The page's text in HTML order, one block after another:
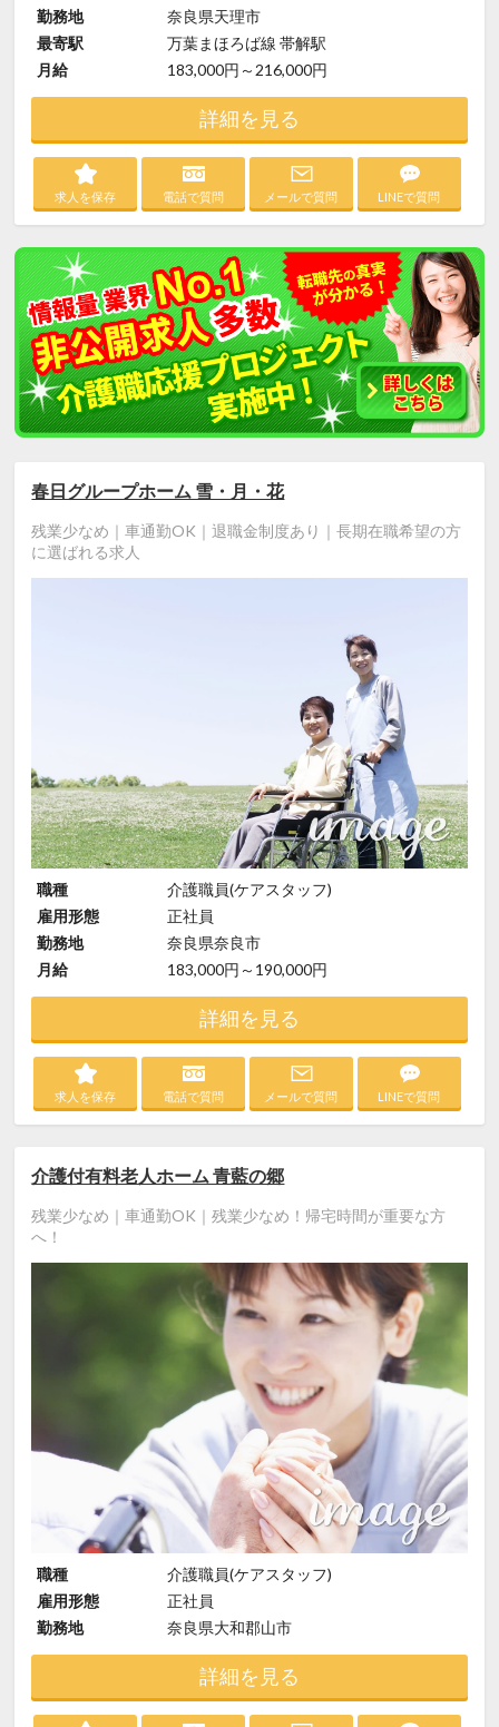
勤務地
奈良県天理市
最寄駅
万葉まほろば線 帯解駅
月給
183,000円～216,000円
詳細を見る
求人を保存 電話で質問 メールで質問 LINEで質問
春日グループホーム 雪・月・花
残業少なめ｜車通勤OK｜退職金制度あり｜長期在職希望の方
に選ばれる求人
職種
介護職員(ケアスタッフ)
雇用形態
正社員
勤務地
奈良県奈良市
月給
183,000円～190,000円
詳細を見る
求人を保存 電話で質問 メールで質問 LINEで質問
介護付有料老人ホーム 青藍の郷
残業少なめ｜車通勤OK｜残業少なめ！帰宅時間が重要な方
へ！
職種
介護職員(ケアスタッフ)
雇用形態
正社員
勤務地
奈良県大和郡山市
詳細を見る